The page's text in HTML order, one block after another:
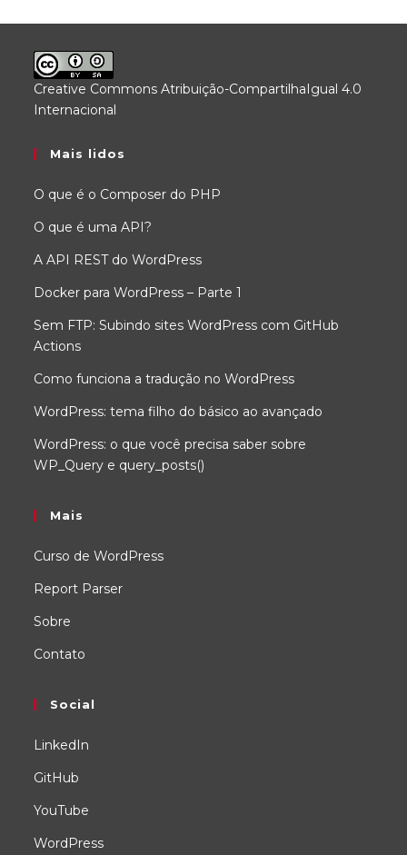
Creative Commons Atribuição-CompartilhaIgual 4.0
Internacional
Mais lidos
O que é o Composer do PHP
O que é uma API?
A API REST do WordPress
Docker para WordPress – Parte 1
Sem FTP: Subindo sites WordPress com GitHub
Actions
Como funciona a tradução no WordPress
WordPress: tema filho do básico ao avançado
WordPress: o que você precisa saber sobre
WP_Query e query_posts()
Mais
Curso de WordPress
Report Parser
Sobre
Contato
Social
LinkedIn
GitHub
YouTube
WordPress